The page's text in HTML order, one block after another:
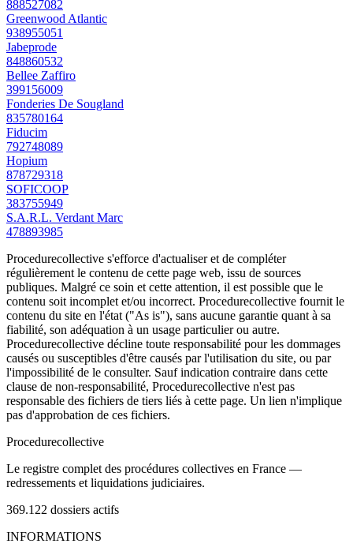
888527082
Greenwood Atlantic
938955051
Jabeprode
848860532
Bellee Zaffiro
399156009
Fonderies De Sougland
835780164
Fiducim
792748089
Hopium
878729318
SOFICOOP
383755949
S.A.R.L. Verdant Marc
478893985
Procedurecollective s'efforce d'actualiser et de compléter
régulièrement le contenu de cette page web, issu de sources
publiques. Malgré ce soin et cette attention, il est possible que le
contenu soit incomplet et/ou incorrect. Procedurecollective fournit le
contenu du site en l'état ("As is"), sans aucune garantie quant à sa
fiabilité, son adéquation à un usage particulier ou autre.
Procedurecollective décline toute responsabilité pour les dommages
causés ou susceptibles d'être causés par l'utilisation du site, ou par
l'impossibilité de le consulter. Sauf indication contraire dans cette
clause de non-responsabilité, Procedurecollective n'est pas
responsable des fichiers de tiers liés à cette page. Un lien n'implique
pas d'approbation de ces fichiers.
Procedurecollective
Le registre complet des procédures collectives en France —
redressements et liquidations judiciaires.
369.122 dossiers actifs
INFORMATIONS